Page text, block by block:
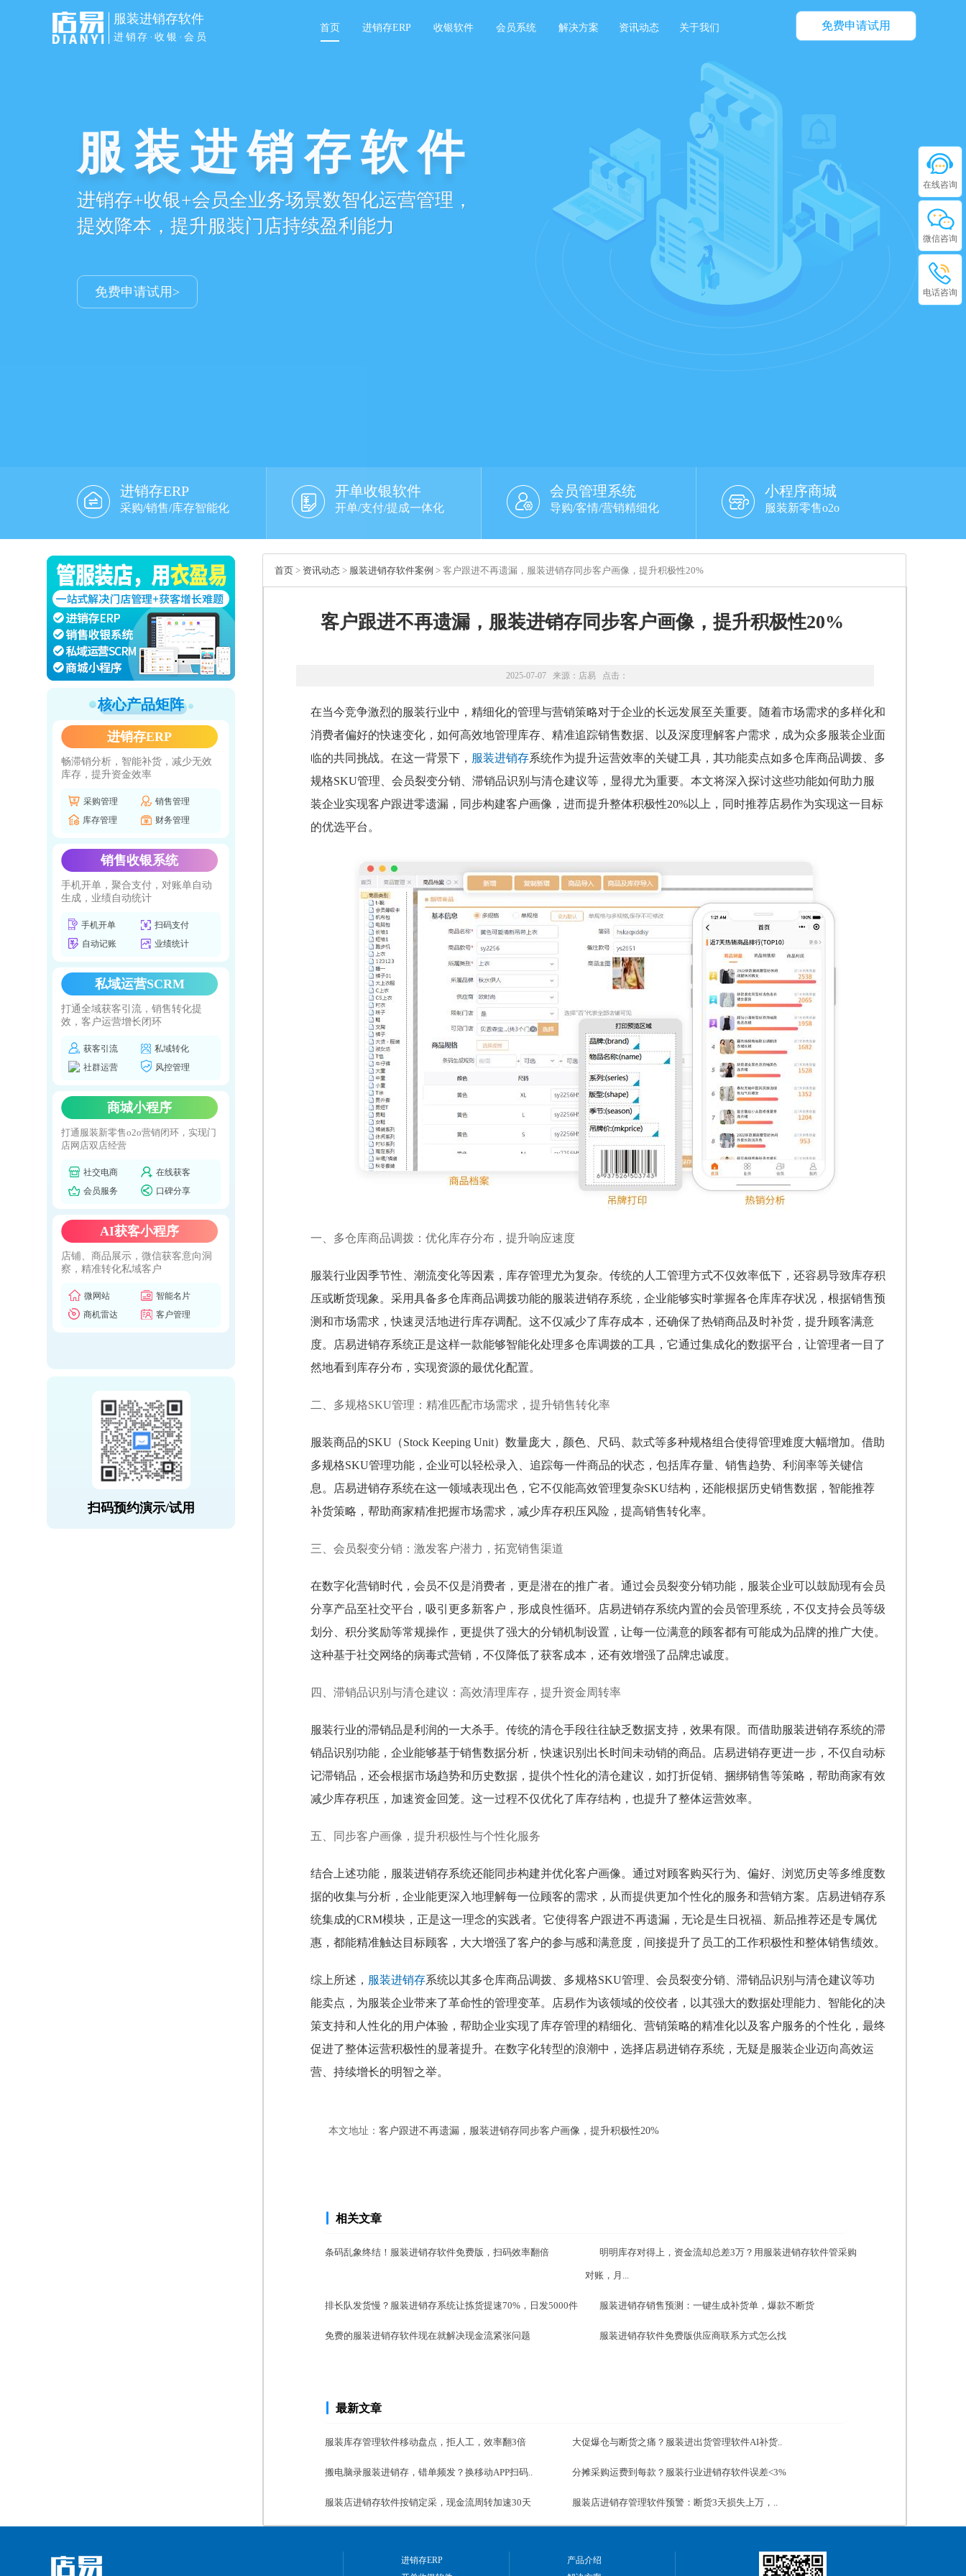
免费申请试用
服装进销存软件
进销存·收银·会员
首页 进销存ERP 收银软件 会员系统 解决方案 资讯动态 关于我们
开单收银记账
PC/手机/平板/pos多端同步开单，扫码收银，
自动记账、统计导购业绩提成
免费申请试用>
进销存ERP
采购/销售/库存智能化
开单收银软件
开单/支付/提成一体化
会员管理系统
导购/客情/营销精细化
小程序商城
服装新零售o2o
核心产品矩阵
进销存ERP
畅滞销分析，智能补货，减少无效
库存，提升资金效率
采购管理
销售管理
库存管理
财务管理
销售收银系统
手机开单，聚合支付，对账单自动
生成，业绩自动统计
手机开单
扫码支付
自动记账
业绩统计
私域运营SCRM
打通全域获客引流，销售转化提
效，客户运营增长闭环
获客引流
私域转化
社群运营
风控管理
商城小程序
打通服装新零售o2o营销闭环，实现门
店网店双店经营
社交电商
在线获客
会员服务
口碑分享
AI获客小程序
店铺、商品展示，微信获客意向洞
察，精准转化私域客户
微网站
智能名片
商机雷达
客户管理
扫码预约演示/试用
首页 > 资讯动态 > 服装进销存软件案例 > 客户跟进不再遗漏，服装进销存同步客户画像，提升积极性20%
客户跟进不再遗漏，服装进销存同步客户画像，提升积极性20%
2025-07-07 来源： 店易 点击：
在当今竞争激烈的服装行业中，精细化的管理与营销策略对于企业的长远发展至关重要。随着市场需求的多样化和
消费者偏好的快速变化，如何高效地管理库存、精准追踪销售数据、以及深度理解客户需求，成为众多服装企业面
临的共同挑战。在这一背景下， 服装进销存系统作为提升运营效率的关键工具，其功能卖点如多仓库商品调拨、多
规格SKU管理、会员裂变分销、滞销品识别与清仓建议等，显得尤为重要。本文将深入探讨这些功能如何助力服
装企业实现客户跟进零遗漏，同步构建客户画像，进而提升整体积极性20%以上，同时推荐店易作为实现这一目标
的优选平台。
一、多仓库商品调拨：优化库存分布，提升响应速度
服装行业因季节性、潮流变化等因素，库存管理尤为复杂。传统的人工管理方式不仅效率低下，还容易导致库存积
压或断货现象。采用具备多仓库商品调拨功能的服装进销存系统，企业能够实时掌握各仓库库存状况，根据销售预
测和市场需求，快速灵活地进行库存调配。这不仅减少了库存成本，还确保了热销商品及时补货，提升顾客满意
度。店易进销存系统正是这样一款能够智能化处理多仓库调拨的工具，它通过集成化的数据平台，让管理者一目了
然地看到库存分布，实现资源的最优化配置。
二、多规格SKU管理：精准匹配市场需求，提升销售转化率
服装商品的SKU（Stock Keeping Unit）数量庞大，颜色、尺码、款式等多种规格组合使得管理难度大幅增加。借助
多规格SKU管理功能，企业可以轻松录入、追踪每一件商品的状态，包括库存量、销售趋势、利润率等关键信
息。店易进销存系统在这一领域表现出色，它不仅能高效管理复杂SKU结构，还能根据历史销售数据，智能推荐
补货策略，帮助商家精准把握市场需求，减少库存积压风险，提高销售转化率。
三、会员裂变分销：激发客户潜力，拓宽销售渠道
在数字化营销时代，会员不仅是消费者，更是潜在的推广者。通过会员裂变分销功能，服装企业可以鼓励现有会员
分享产品至社交平台，吸引更多新客户，形成良性循环。店易进销存系统内置的会员管理系统，不仅支持会员等级
划分、积分奖励等常规操作，更提供了强大的分销机制设置，让每一位满意的顾客都有可能成为品牌的推广大使。
这种基于社交网络的病毒式营销，不仅降低了获客成本，还有效增强了品牌忠诚度。
四、滞销品识别与清仓建议：高效清理库存，提升资金周转率
服装行业的滞销品是利润的一大杀手。传统的清仓手段往往缺乏数据支持，效果有限。而借助服装进销存系统的滞
销品识别功能，企业能够基于销售数据分析，快速识别出长时间未动销的商品。店易进销存更进一步，不仅自动标
记滞销品，还会根据市场趋势和历史数据，提供个性化的清仓建议，如打折促销、捆绑销售等策略，帮助商家有效
减少库存积压，加速资金回笼。这一过程不仅优化了库存结构，也提升了整体运营效率。
五、同步客户画像，提升积极性与个性化服务
结合上述功能，服装进销存系统还能同步构建并优化客户画像。通过对顾客购买行为、偏好、浏览历史等多维度数
据的收集与分析，企业能更深入地理解每一位顾客的需求，从而提供更加个性化的服务和营销方案。店易进销存系
统集成的CRM模块，正是这一理念的实践者。它使得客户跟进不再遗漏，无论是生日祝福、新品推荐还是专属优
惠，都能精准触达目标顾客，大大增强了客户的参与感和满意度，间接提升了员工的工作积极性和整体销售绩效。
综上所述， 服装进销存系统以其多仓库商品调拨、多规格SKU管理、会员裂变分销、滞销品识别与清仓建议等功
能卖点，为服装企业带来了革命性的管理变革。店易作为该领域的佼佼者，以其强大的数据处理能力、智能化的决
策支持和人性化的用户体验，帮助企业实现了库存管理的精细化、营销策略的精准化以及客户服务的个性化，最终
促进了整体运营积极性的显著提升。在数字化转型的浪潮中，选择店易进销存系统，无疑是服装企业迈向高效运
营、持续增长的明智之举。
本文地址： 客户跟进不再遗漏，服装进销存同步客户画像，提升积极性20%
相关文章
条码乱象终结！服装进销存软件免费版，扫码效率翻倍 明明库存对得上，资金流却总差3万？用服装进销存软件管采购
对账，月...
排长队发货慢？服装进销存系统让拣货提速70%，日发5000件 服装进销存销售预测：一键生成补货单，爆款不断货
免费的服装进销存软件现在就解决现金流紧张问题 服装进销存软件免费版供应商联系方式怎么找
最新文章
服装库存管理软件移动盘点，拒人工，效率翻3倍 大促爆仓与断货之痛？服装进出货管理软件AI补货..
搬电脑录服装进销存，错单频发？换移动APP扫码.. 分摊采购运费到每款？服装行业进销存软件误差<3%
服装店进销存软件按销定采，现金流周转加速30天 服装店进销存管理软件预警：断货3天损失上万，..
进销存ERP
产品介绍
在线咨询
微信咨询
电话咨询